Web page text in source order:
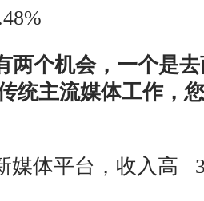
个机会，一个是去
统主流媒体工作，
体平台，收入高